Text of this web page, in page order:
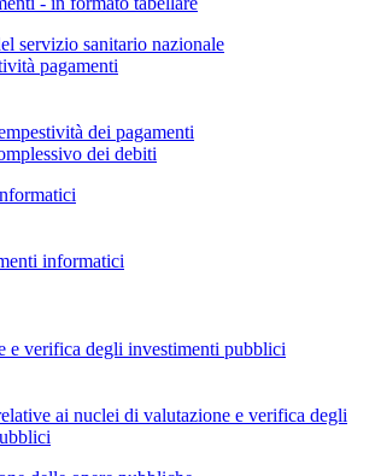
servizio sanitario nazionale
pagamenti
dei pagamenti
dei debiti
informatici
e verifica degli investimenti pubblici
ai nuclei di valutazione e verifica degli